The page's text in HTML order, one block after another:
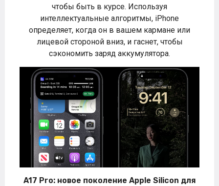
чтобы быть в курсе. Используя
интеллектуальные алгоритмы, iPhone
определяет, когда он в вашем кармане или
лицевой стороной вниз, и гаснет, чтобы
сэкономить заряд аккумулятора.
A17 Pro: новое поколение Apple Silicon для